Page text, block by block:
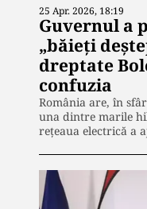
25 Apr. 2026, 18:19
Guvernul a
„băieți
dreptate
confuzia
România are, în
una dintre marile
rețeaua electrică a